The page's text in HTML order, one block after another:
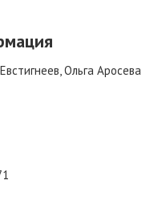
Ольга Аросева